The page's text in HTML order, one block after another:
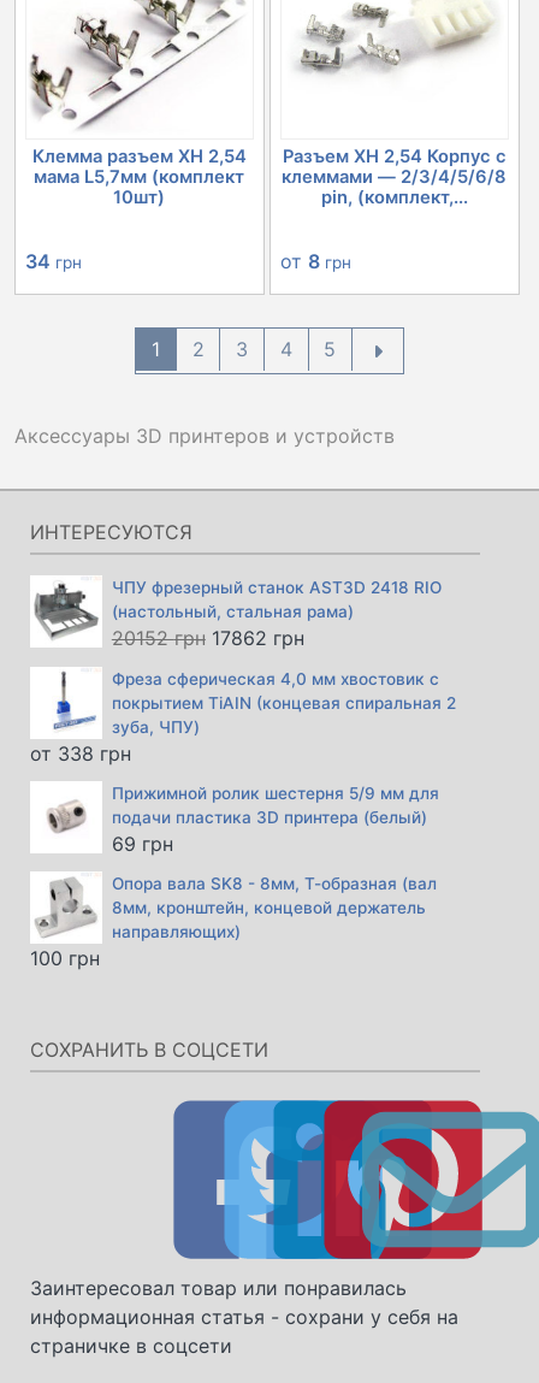
Клемма разъем XH 2,54
мама L5,7мм (комплект
10шт)
34 грн
Разъем XH 2,54 Корпус с
клеммами — 2/3/4/5/6/8
pin, (комплект,...
от 8 грн
1 2 3 4 5
Аксессуары 3D принтеров и устройств
ИНТЕРЕСУЮТСЯ
ЧПУ фрезерный станок AST3D 2418 RIO
(настольный, стальная рама)
20152грн Первоначальная
составляла
17862 грнТекущая
17862 грн.
Фреза сферическая 4,0 мм хвостовик с
покрытием TiAIN (концевая спиральная 2
зуба, ЧПУ)
от 338 грн
Прижимной ролик шестерня 5/9 мм для
подачи пластика 3D принтера (белый)
69 грн
Опора вала SK8 - 8мм, Т-образная (вал
8мм, кронштейн, концевой держатель
направляющих)
100 грн
СОХРАНИТЬ В СОЦСЕТИ
Заинтересовал товар или понравилась
информационная статья - сохрани у себя на
страничке в соцсети